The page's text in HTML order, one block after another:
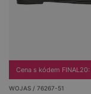
Cena s kódem FINAL20:
WOJAS / 76267-51